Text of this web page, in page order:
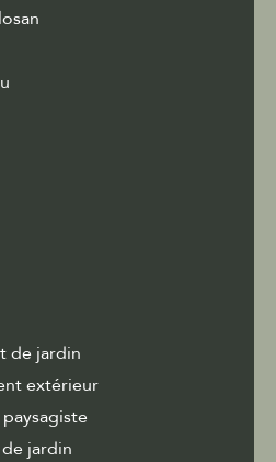
de jardin
extérieur
jardin